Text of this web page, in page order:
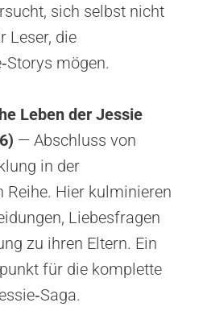
sich selbst nicht
Leser, die
mögen.
Leben der Jessie
— Abschluss von
in der
Hier kulminieren
Liebesfragen
zu ihren Eltern. Ein
für die komplette